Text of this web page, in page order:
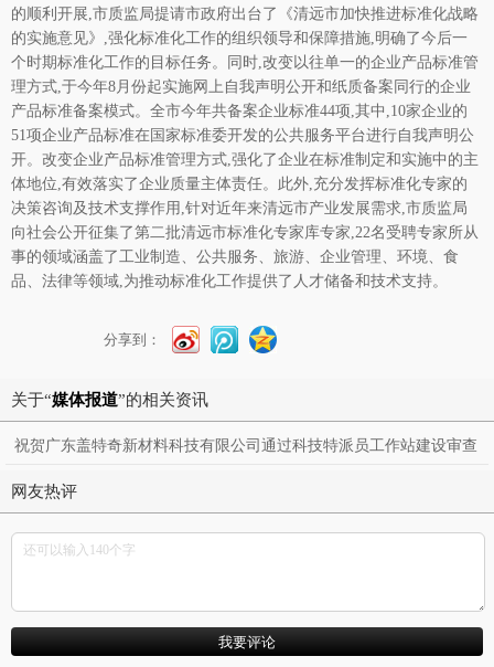
的顺利开展,市质监局提请市政府出台了《清远市加快推进标准化战略
的实施意见》,强化标准化工作的组织领导和保障措施,明确了今后一
个时期标准化工作的目标任务。同时,改变以往单一的企业产品标准管
理方式,于今年8月份起实施网上自我声明公开和纸质备案同行的企业
产品标准备案模式。全市今年共备案企业标准44项,其中,10家企业的
51项企业产品标准在国家标准委开发的公共服务平台进行自我声明公
开。改变企业产品标准管理方式,强化了企业在标准制定和实施中的主
体地位,有效落实了企业质量主体责任。此外,充分发挥标准化专家的
决策咨询及技术支撑作用,针对近年来清远市产业发展需求,市质监局
向社会公开征集了第二批清远市标准化专家库专家,22名受聘专家所从
事的领域涵盖了工业制造、公共服务、旅游、企业管理、环境、食
品、法律等领域,为推动标准化工作提供了人才储备和技术支持。
分享到：
关于“媒体报道”的相关资讯
祝贺广东盖特奇新材料科技有限公司通过科技特派员工作站建设审查
网友热评